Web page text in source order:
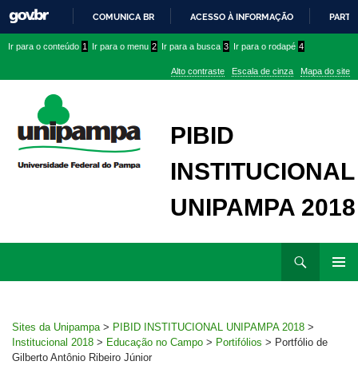
PARA
CONTEÚDO
COMUNICA BR ACESSO À INFORMAÇÃO
conteúdo
menu
superior
menu
Ir para o conteúdo 1 Ir para o menu 2 Ir para a busca 3 Ir para o rodapé 4
Alto contraste Escala de cinza Mapa do site
PIBID
INSTITUCIONAL
UNIPAMPA 2018
Sites da Unipampa > PIBID INSTITUCIONAL UNIPAMPA 2018 >
Institucional 2018 > Educação no Campo > Portifólios > Portfólio de
Gilberto Antônio Ribeiro Júnior